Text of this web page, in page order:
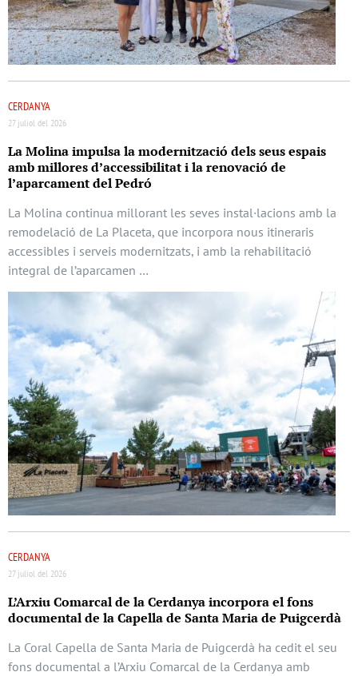
CERDANYA
27 juliol del 2026
La Molina impulsa la modernització dels seus espais
amb millores d’accessibilitat i la renovació de
l’aparcament del Pedró
La Molina continua millorant les seves instal·lacions amb la
remodelació de La Placeta, que incorpora nous itineraris
accessibles i serveis modernitzats, i amb la rehabilitació
integral de l’aparcamen …
CERDANYA
27 juliol del 2026
L’Arxiu Comarcal de la Cerdanya incorpora el fons
documental de la Capella de Santa Maria de Puigcerdà
La Coral Capella de Santa Maria de Puigcerdà ha cedit el seu
fons documental a l’Arxiu Comarcal de la Cerdanya amb